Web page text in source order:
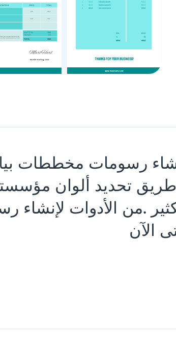
رسومات مخططات
تحديد ألوان
.من الأدوات لإنشاء
الآن